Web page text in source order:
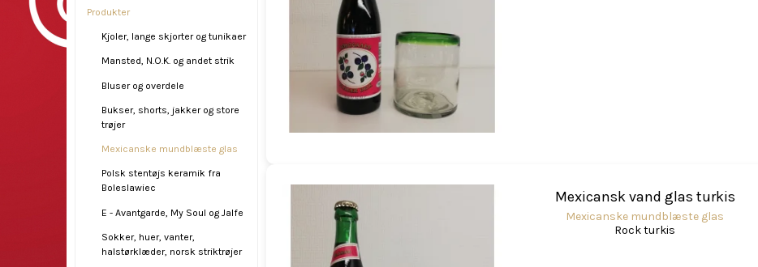
Produkter
Kjoler, lange skjorter og tunikaer
Mansted, N.O.K. og andet strik
Bluser og overdele
Bukser, shorts, jakker og store
trøjer
Mexicanske mundblæste glas
Polsk stentøjs keramik fra
Boleslawiec
E - Avantgarde, My Soul og Jalfe
Sokker, huer, vanter,
halstørklæder, norsk striktrøjer
Mexicansk vand glas turkis
Mexicanske mundblæste glas
Rock turkis